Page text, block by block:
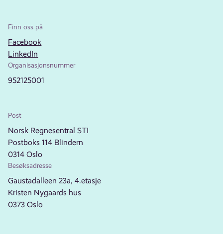
Finn oss på
Facebook
LinkedIn
Organisasjonsnummer
952125001
Post
Norsk Regnesentral STI
Postboks 114 Blindern
0314 Oslo
Besøksadresse
Gaustadalleen 23a, 4.etasje
Kristen Nygaards hus
0373 Oslo